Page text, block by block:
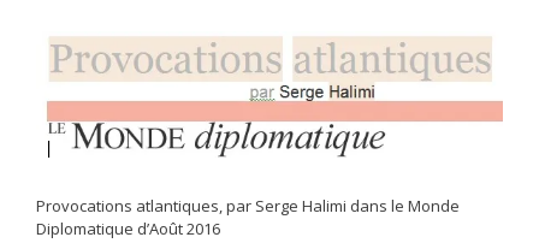
Provocations atlantiques, par Serge Halimi dans le Monde
Diplomatique d’Août 2016